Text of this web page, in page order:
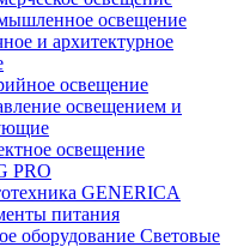
освещение
и архитектурное
освещение
освещением и
освещение
PRO
GENERICA
питания
оборудование Световые